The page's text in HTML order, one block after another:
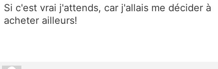
Si c'est vrai j'attends, car j'allais me décider à
acheter ailleurs!